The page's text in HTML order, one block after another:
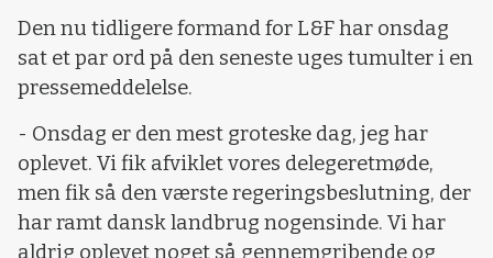
Den nu tidligere formand for L&F har onsdag
sat et par ord på den seneste uges tumulter i en
pressemeddelelse.
- Onsdag er den mest groteske dag, jeg har
oplevet. Vi fik afviklet vores delegeretmøde,
men fik så den værste regeringsbeslutning, der
har ramt dansk landbrug nogensinde. Vi har
aldrig oplevet noget så gennemgribende og